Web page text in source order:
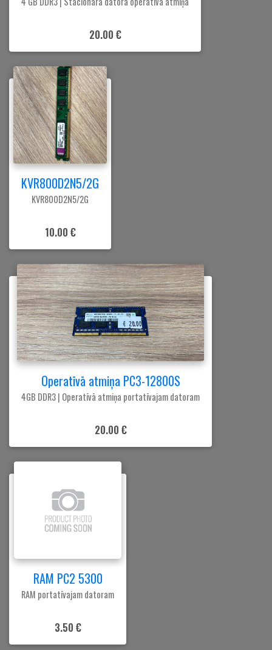
20.00 €
KVR800D2N5/2G
KVR800D2N5/2G
10.00 €
Operatīvā atmiņa PC3-12800S
4GB DDR3 | Operatīvā atmiņa portatīvajam datoram
20.00 €
RAM PC2 5300
RAM portatīvajam datoram
3.50 €